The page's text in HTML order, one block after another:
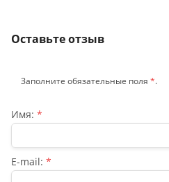
Оставьте отзыв
Заполните обязательные поля *.
Имя: *
E-mail: *